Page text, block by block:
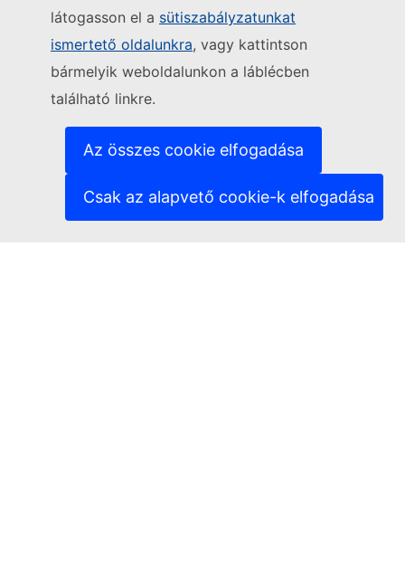
látogasson el a sütiszabályzatunkat
ismertető oldalunkra, vagy kattintson
bármelyik weboldalunkon a láblécben
található linkre.
Az összes cookie elfogadása
Csak az alapvető cookie-k elfogadása
Kövesse az Európai Bizottságot
Kapcsolatfelvétel(Külső hivatkozás)
Informatikai sebezhetőség bejelentése
Nyelvek a weboldalainkon(Külső hivatkozás)
(Külső hivatkozás)
Adatvédelem
Jogi nyilatkozat
(Külső hivatkozás)